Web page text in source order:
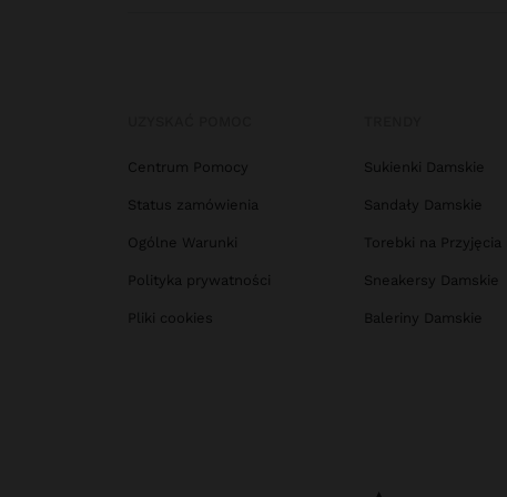
Centrum Pomocy
Status zamówienia
Ogólne Warunki
Polityka prywatności
Pliki cookies
Sukienki Damskie
Sandały Damskie
Torebki na
Sneakersy Damskie
Baleriny Damskie